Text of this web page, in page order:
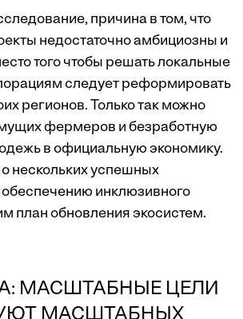
причина в том, что
недостаточно амбициозны и
того чтобы решать локальные
следует реформировать
регионов. Только так можно
фермеров и безработную
в официальную экономику.
нескольких успешных
инклюзивного
план обновления экосистем.
МАСШТАБНЫЕ ЦЕЛИ
МАСШТАБНЫХ